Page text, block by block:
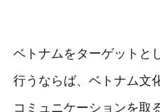
ベトナムをターゲットと
行うならば、ベトナム文
コミュニケーションを取